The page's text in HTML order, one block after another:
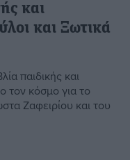
και
και Ξωτικά
παιδικής και
τον κόσμο για το
Ζαφειρίου και του